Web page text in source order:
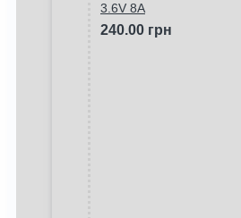
3.6V 8A
240.00 грн